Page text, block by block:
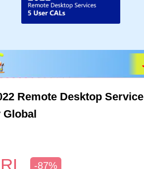
Remote Desktop
Global
-87%